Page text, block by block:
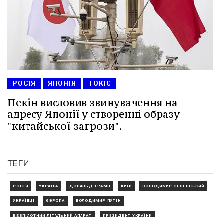
РОСІЯ ЯПОНІЯ ТОКІО
Пекін висловив звинувачення на
адресу Японії у створенні образу
"китайської загрози".
ТЕГИ
РОСІЯ УКРАЇНА ДОНАЛЬД ТРАМП КИЇВ ВОЛОДИМИР ЗЕЛЕНСЬКИЙ
УКРАЇНЦІ ЄВРОПА ВОЛОДИМИР ПУТІН
БЕЗПІЛОТНИЙ ЛІТАЛЬНИЙ АПАРАТ ПРЕЗИДЕНТ УКРАЇНИ